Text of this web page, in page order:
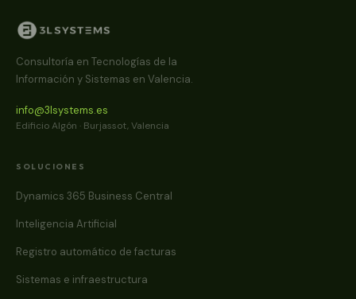
Consultoría en Tecnologías de la
Información y Sistemas en Valencia.
info@3lsystems.es
Edificio Algón · Burjassot, Valencia
SOLUCIONES
Dynamics 365 Business Central
Inteligencia Artificial
Registro automático de facturas
Sistemas e infraestructura